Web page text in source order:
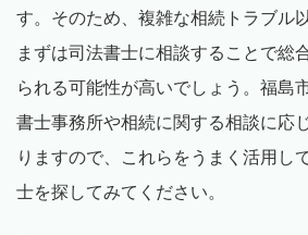
す。そのため、複雑な相続トラブル
まずは司法書士に相談することで総
られる可能性が高いでしょう。福島
書士事務所や相続に関する相談に応
りますので、これらをうまく活用し
士を探してみてください。